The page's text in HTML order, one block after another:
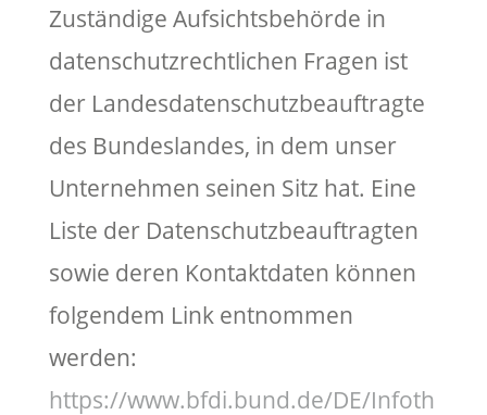
Zuständige Aufsichtsbehörde in
datenschutzrechtlichen Fragen ist
der Landesdatenschutzbeauftragte
des Bundeslandes, in dem unser
Unternehmen seinen Sitz hat. Eine
Liste der Datenschutzbeauftragten
sowie deren Kontaktdaten können
folgendem Link entnommen
werden:
https://www.bfdi.bund.de/DE/Infoth